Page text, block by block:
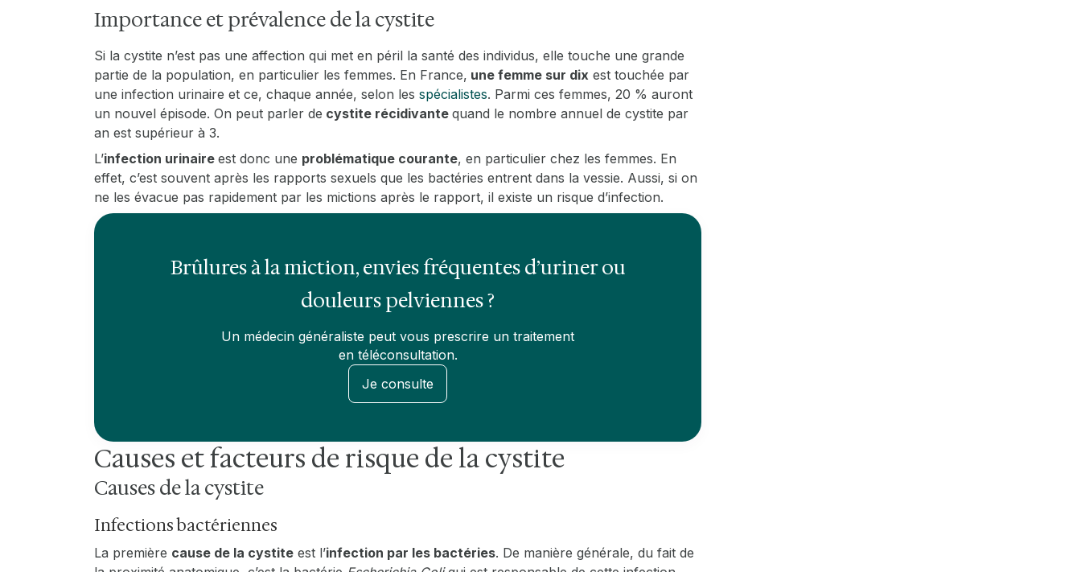
trigger
Importance et prévalence de la cystite
Si la cystite n’est pas une affection qui met en péril la santé des individus, elle touche une grande
partie de la population, en particulier les femmes. En France, une femme sur dix est touchée par
une infection urinaire et ce, chaque année, selon les spécialistes. Parmi ces femmes, 20 % auront
un nouvel épisode. On peut parler de cystite récidivante quand le nombre annuel de cystite par
an est supérieur à 3.
L’infection urinaire est donc une problématique courante, en particulier chez les femmes. En
effet, c’est souvent après les rapports sexuels que les bactéries entrent dans la vessie. Aussi, si on
ne les évacue pas rapidement par les mictions après le rapport, il existe un risque d’infection.
Brûlures à la miction, envies fréquentes d’uriner ou
douleurs pelviennes ?
Un médecin généraliste peut vous prescrire un traitement
en téléconsultation.
Je consulte
Causes et facteurs de risque de la cystite
Causes de la cystite
Infections bactériennes
La première cause de la cystite est l’infection par les bactéries. De manière générale, du fait de